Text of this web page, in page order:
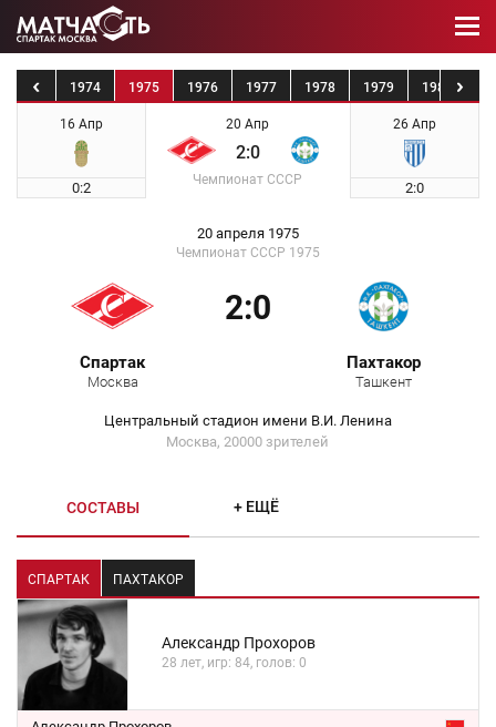
1973 1974 1975 1976 1977 1978 1979 1980
16 Апр
0:2
20 Апр
2:0
Чемпионат СССР
26 Апр
2:0
20 апреля 1975
Чемпионат СССР 1975
Спартак
Москва
2:0
Пахтакор
Ташкент
Центральный стадион имени В.И. Ленина
Москва, 20000 зрителей
СОСТАВЫ + ЕЩЁ
СПАРТАК ПАХТАКОР
Александр Прохоров
28 лет, игр: 84, голов: 0